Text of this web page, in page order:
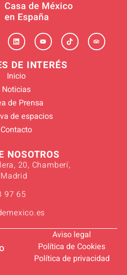
DE INTERÉS
Inicio
Noticias
de Prensa
de espacios
Contacto
NOSOTROS
20, Chamberí,
97 65
Aviso legal
Política de Cookies
Política de privacidad